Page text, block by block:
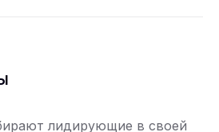
лидирующие в своей